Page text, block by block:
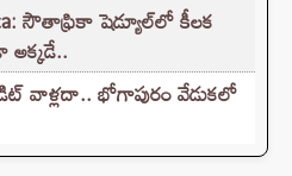
సౌతాఫ్రికా షెడ్యూల్‌లో కీలక
అక్కడే..
వాళ్లదా.. భోగాపురం వేడుకలో